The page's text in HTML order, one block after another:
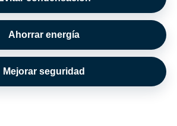
Ahorrar energía
Mejorar seguridad